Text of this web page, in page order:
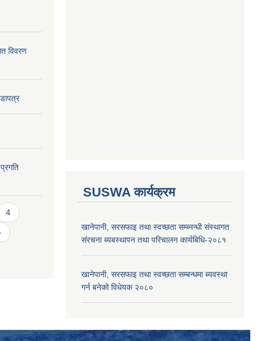
विवरण
4
SUSWA कार्यक्रम
खानेपानी, सरसफाइ तथा स्वच्छता सम्ब्नन्धी संस्थागत
संरचना ब्यबस्थापन तथा परिचालन कार्यबिधि-२०८१
खानेपानी, सरसफाइ तथा स्वच्छता सम्बन्धमा ब्यवस्था
गर्न बनेको विधेयक २०८०